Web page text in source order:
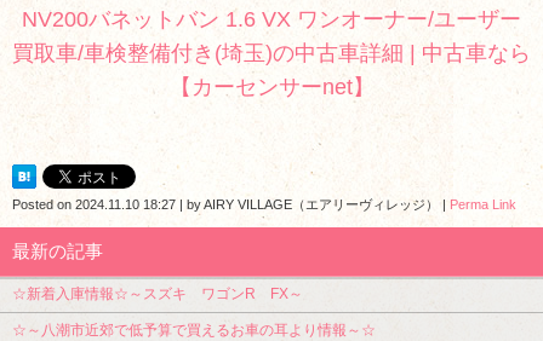
NV200バネットバン 1.6 VX ワンオーナー/ユーザー
買取車/車検整備付き(埼玉)の中古車詳細 | 中古車なら
【カーセンサーnet】
Posted on 2024.11.10 18:27 byAIRY VILLAGE（エアリーヴィレッジ） Perma Link
最新の記事
☆新着入庫情報☆～スズキ ワゴンR FX～
☆～八潮市近郊で低予算で買えるお車の耳より情報～☆